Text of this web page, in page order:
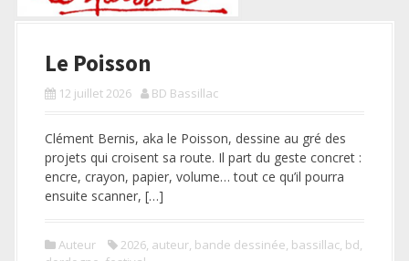
Le Poisson
12 juillet 2026 BD Bassillac
Clément Bernis, aka le Poisson, dessine au gré des
projets qui croisent sa route. Il part du geste concret :
encre, crayon, papier, volume… tout ce qu’il pourra
ensuite scanner, […]
Auteur 2026, auteur, bande dessinée, bassillac, bd,